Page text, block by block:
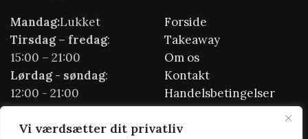
Vi værdsætter dit privatliv
Mandag:Lukket
Tirsdag– fredag:
15:00 – 21:00
Lørdag - søndag:
12:00 - 21:00
Helligdage
16.00-20.00
Forside
Takeaway
Om os
Kontakt
Handelsbetingelser
Cookie- &
privatlivspolitik